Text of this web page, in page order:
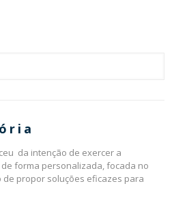
da intenção de exercer a
forma personalizada, focada no
de propor soluções eficazes para